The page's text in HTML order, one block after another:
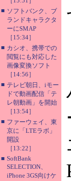
■ ソフトバンク、ブ
ランドキャラクタ
ーにSMAP
［15:34］
■ カシオ、携帯での
閲覧にも対応した
画像変換ソフト
［14:56］
■ テレビ朝日、iモー
ドで動画配信「テ
レ朝動画」を開始
［13:54］
■ ファーウェイ、東
京に「LTEラボ」
開設
［13:22］
■ SoftBank
SELECTION、
iPhone 3GS向けケ